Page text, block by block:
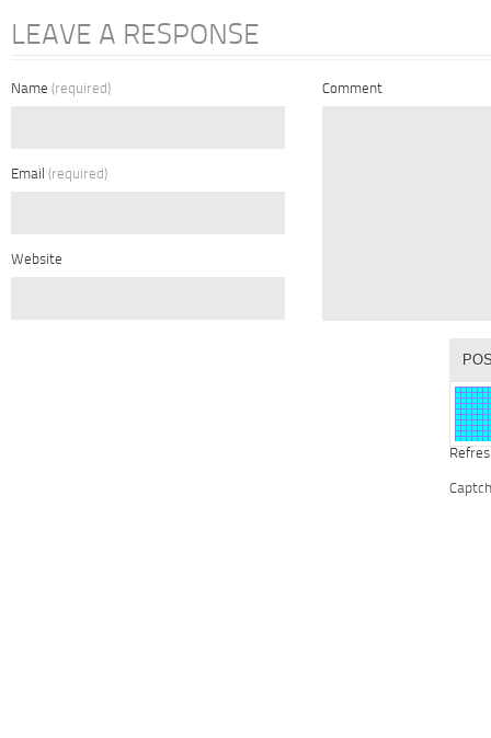
LEAVE A RESPONSE
Name (required)
Email (required)
Website
Comment